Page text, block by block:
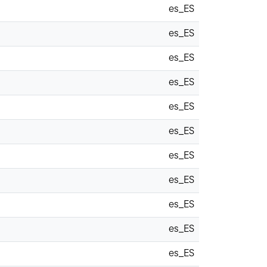
es_ES
es_ES
es_ES
es_ES
es_ES
es_ES
es_ES
es_ES
es_ES
es_ES
es_ES